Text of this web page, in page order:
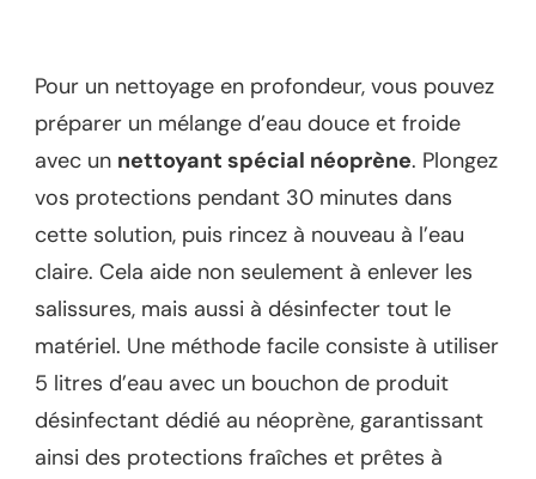
Pour un nettoyage en profondeur, vous pouvez
préparer un mélange d’eau douce et froide
avec un nettoyant spécial néoprène. Plongez
vos protections pendant 30 minutes dans
cette solution, puis rincez à nouveau à l’eau
claire. Cela aide non seulement à enlever les
salissures, mais aussi à désinfecter tout le
matériel. Une méthode facile consiste à utiliser
5 litres d’eau avec un bouchon de produit
désinfectant dédié au néoprène, garantissant
ainsi des protections fraîches et prêtes à